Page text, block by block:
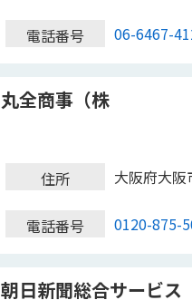
電話番号 06-6467-
丸全商事（株
住所 大阪府大
電話番号 0120-875-
朝日新聞総合サービス